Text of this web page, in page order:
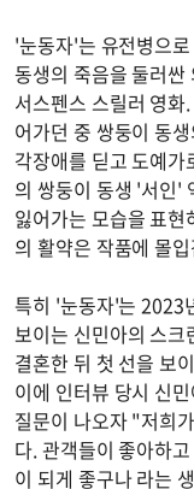
'눈동자'는 유전병으
동생의 죽음을 둘러
서스펜스 스릴러 영
어가던 중 쌍둥이 동
각장애를 딛고 도예
의 쌍둥이 동생 '서인'
잃어가는 모습을 표
의 활약은 작품에 몰
특히 '눈동자'는 2023
보이는 신민아의 스
결혼한 뒤 첫 선을 보
이에 인터뷰 당시 신
질문이 나오자 "저희
다. 관객들이 좋아하
이 되게 좋구나 라는